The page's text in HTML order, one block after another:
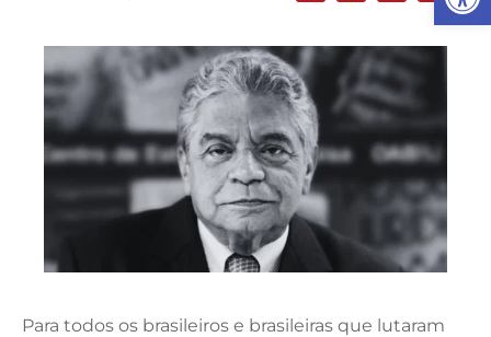
Para todos os brasileiros e brasileiras que lutaram